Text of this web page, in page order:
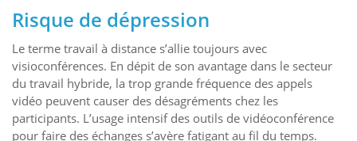
Risque de dépression
Le terme travail à distance s’allie toujours avec
visioconférences. En dépit de son avantage dans le secteur
du travail hybride, la trop grande fréquence des appels
vidéo peuvent causer des désagréments chez les
participants. L’usage intensif des outils de vidéoconférence
pour faire des échanges s’avère fatigant au fil du temps.